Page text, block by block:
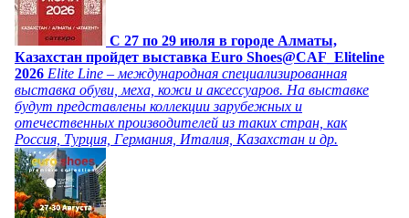
C 27 по 29 июля в городе Алматы,
Казахстан пройдет выставка Euro Shoes@CAF_Eliteline
2026 Elite Line – международная специализированная
выставка обуви, меха, кожи и аксессуаров. На выставке
будут представлены коллекции зарубежных и
отечественных производителей из таких стран, как
Россия, Турция, Германия, Италия, Казахстан и др.